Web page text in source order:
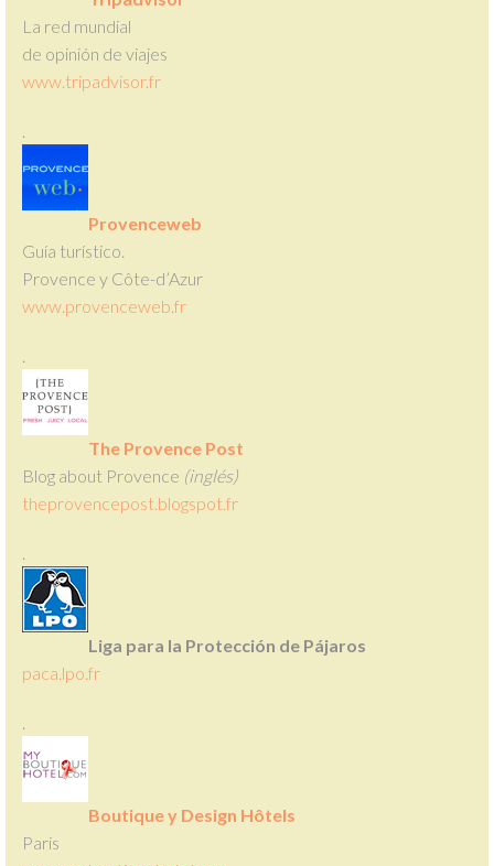
La red mundial
de opinión de viajes
www.tripadvisor.fr
.
Provenceweb
Guía turístico.
Provence y Côte-d’Azur
www.provenceweb.fr
.
The Provence Post
Blog about Provence (inglés)
theprovencepost.blogspot.fr
.
Liga para la Protección de Pájaros
paca.lpo.fr
.
Boutique y Design Hôtels
Paris